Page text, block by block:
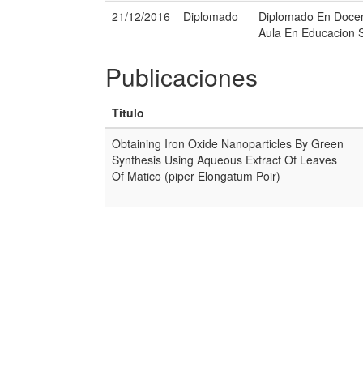
21/12/2016 Diplomado
Diplomado En
Aula En Educacion
Publicaciones
Titulo
Obtaining Iron Oxide Nanoparticles By Green
Synthesis Using Aqueous Extract Of Leaves
Of Matico (piper Elongatum Poir)